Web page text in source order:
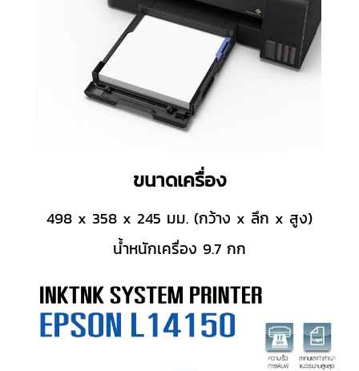
ขนาดเครื่อง
498 x 358 x 245 มม. (กว้าง x ลึก x สูง)
น้ำหนักเครื่อง 9.7 กก